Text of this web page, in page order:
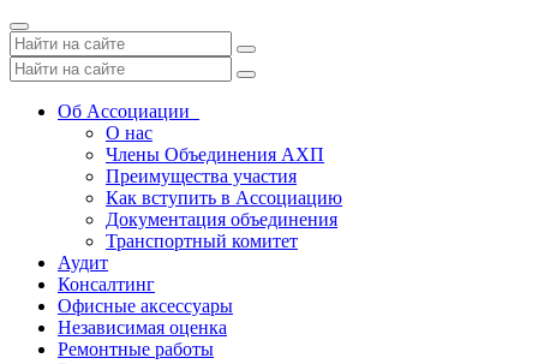
Toggle
navigation
Об Ассоциации
О нас
Члены Объединения АХП
Преимущества участия
Как вступить в Ассоциацию
Документация объединения
Транспортный комитет
Аудит
Консалтинг
Офисные аксессуары
Независимая оценка
Ремонтные работы